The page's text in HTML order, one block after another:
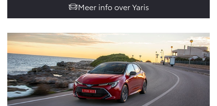
WATERSTOF-ELEKTRISCH
Vanaf € 76.695,-
OOK ALS BATTERIJ-
Vanaf € 27.945,-
Meer info over Yaris